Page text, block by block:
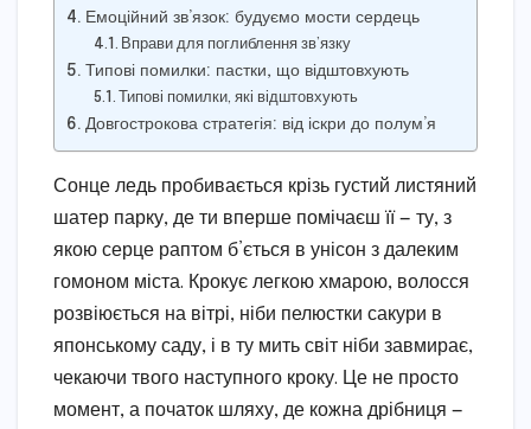
Емоційний зв’язок: будуємо мости сердець
Вправи для поглиблення зв’язку
Типові помилки: пастки, що відштовхують
Типові помилки, які відштовхують
Довгострокова стратегія: від іскри до полум’я
Сонце ледь пробивається крізь густий листяний
шатер парку, де ти вперше помічаєш її — ту, з
якою серце раптом б’ється в унісон з далеким
гомоном міста. Крокує легкою хмарою, волосся
розвіюється на вітрі, ніби пелюстки сакури в
японському саду, і в ту мить світ ніби завмирає,
чекаючи твого наступного кроку. Це не просто
момент, а початок шляху, де кожна дрібниця —